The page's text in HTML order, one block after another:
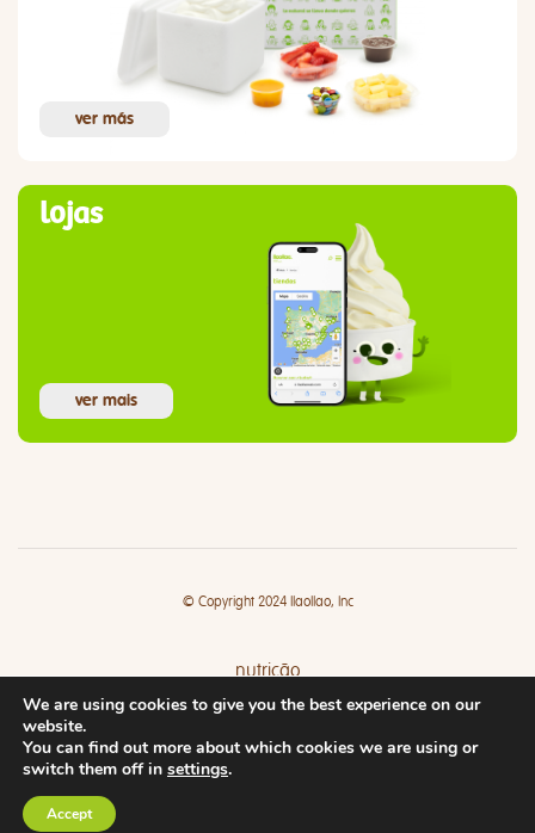
ver más
lojas
ver mais
© Copyright 2024 llaollao, Inc
nutrição
lojas
We are using cookies to give you the best experience on our
website.
You can find out more about which cookies we are using or
switch them off in settings.
Accept